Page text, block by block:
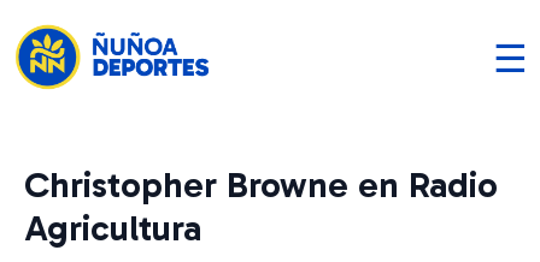
☰
Christopher Browne en Radio
Agricultura